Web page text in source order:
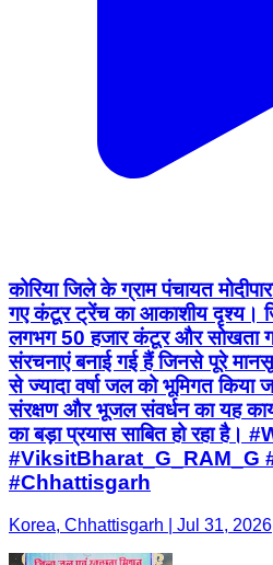
कोरिया जिले के ग्राम पंचायत
गए कंटूर ट्रेंच का आकाशीय दृश्य।
लगभग 50 हजार कंटूर और सोखता
संरचनाएं बनाई गई हैं जिनसे पूरे
से ज्यादा वर्षा जल को भूमिगत किया
संरक्षण और भूजल संवर्धन का यह
का बड़ा प्रयास साबित हो रहा
#ViksitBharat_G_RAM_G
#Chhattisgarh
Korea, Chhattisgarh | Jul 31, 2026